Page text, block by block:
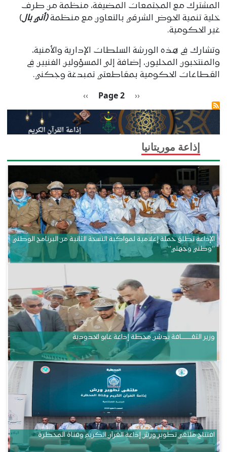
المشترك مع المجتمعات المضيفة، منظمة من طرف
خلية تنمية الحوض الشرقي بالتعاون مع منظمة(أني بال)
غير الحكومية.
وتشارك في هذه الورشة السلطات الإدارية والأمنية،
والمنتخبون المحليون، إضافة إلى المسؤولين الفنيين في
القطاعات الحكومية بمقاطعتي تمبدغة وجكني.
Previous page
‹‹
Page 2 الصفحة التالية
››
إذاعة موريتانيا
الإذاعة تطلق حملة إعلامية لمواكبة النسخة الثانية من البرنامج الوطني
“وطني وجهتي”
وزير الثقــــــــــافة يدشن محطة إذاعة غابو الحدودية
افتتاح ملتقى تطوير ورش إذاعة القرآن الكريم وقناة المحظرة